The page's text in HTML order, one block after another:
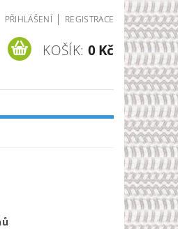
PŘIHLÁŠENÍ | REGISTRACE
KOŠÍK: 0 Kč